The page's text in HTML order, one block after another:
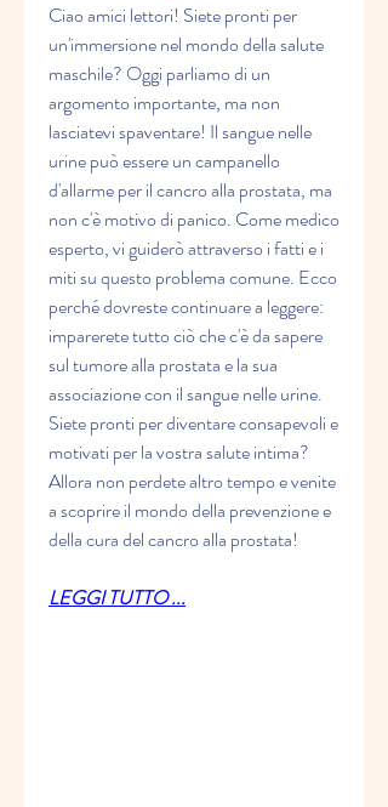
Ciao amici lettori! Siete pronti per
un'immersione nel mondo della salute
maschile? Oggi parliamo di un
argomento importante, ma non
lasciatevi spaventare! Il sangue nelle
urine può essere un campanello
d'allarme per il cancro alla prostata, ma
non c'è motivo di panico. Come medico
esperto, vi guiderò attraverso i fatti e i
miti su questo problema comune. Ecco
perché dovreste continuare a leggere:
imparerete tutto ciò che c'è da sapere
sul tumore alla prostata e la sua
associazione con il sangue nelle urine.
Siete pronti per diventare consapevoli e
motivati per la vostra salute intima?
Allora non perdete altro tempo e venite
a scoprire il mondo della prevenzione e
della cura del cancro alla prostata!
LEGGI TUTTO ...